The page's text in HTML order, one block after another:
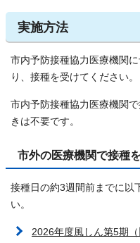
実施方法
市内予防接種協力医療機関
り、接種を受けてください。
市内予防接種協力医療機関
きは不要です。
市外の医療機関で接種
接種日の約3週間前までに以
い。
2026年度風しん第5期